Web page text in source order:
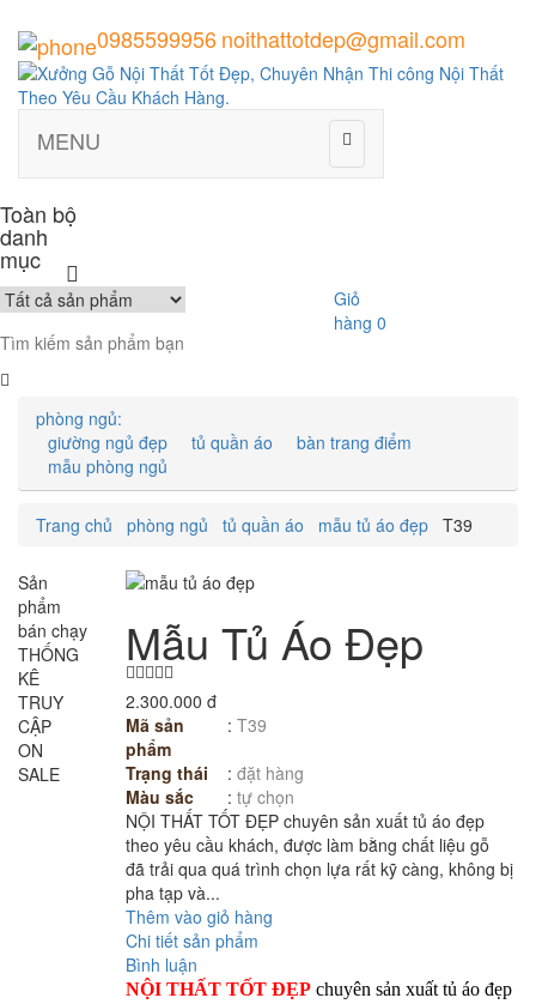
0985599956noithattotdep@gmail.com
MENU
Toàn bộ
danh
mục
Giỏ
hàng 0
phòng ngủ:
giường ngủ đẹp
tủ quần áo
bàn trang điểm
mẫu phòng ngủ
Trang chủ phòng ngủ tủ quần áo mẫu tủ áo đẹp T39
Sản
phẩm
bán chạy
THỐNG
KÊ
TRUY
CẬP
ON
SALE
Mẫu Tủ Áo Đẹp
2.300.000 đ
Mã sản
phẩm
: T39
Trạng thái
: đặt hàng
Màu sắc
: tự chọn
NỘI THẤT TỐT ĐẸP chuyên sản xuất tủ áo đẹp
theo yêu cầu khách, được làm bằng chất liệu gỗ
đã trải qua quá trình chọn lựa rất kỹ càng, không bị
pha tạp và...
Thêm vào giỏ hàng
Chi tiết sản phẩm
Bình luận
NỘI THẤT TỐT ĐẸPchuyên sản xuất tủ áo đẹp